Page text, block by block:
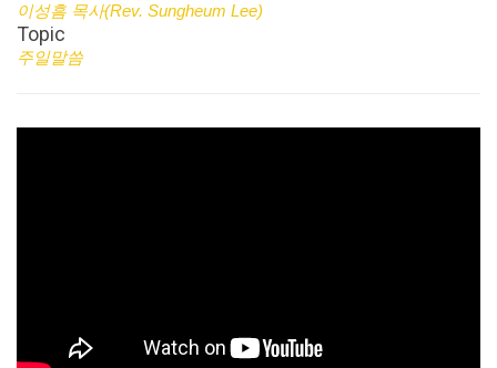
이성흠 목사(Rev. Sungheum Lee)
Topic
주일말씀